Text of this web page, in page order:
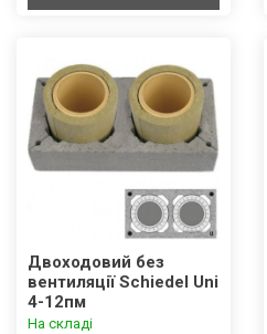
Двоходовий без
вентиляції Schiedel Uni
4-12пм
На складі